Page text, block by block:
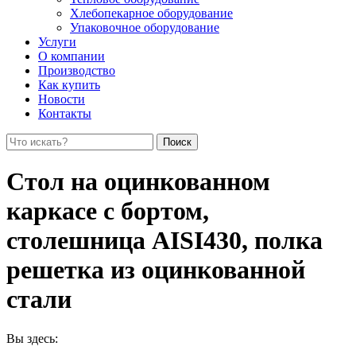
Хлебопекарное оборудование
Упаковочное оборудование
Услуги
О компании
Производство
Как купить
Новости
Контакты
Стол на оцинкованном
каркасе с бортом,
столешница AISI430, полка
решетка из оцинкованной
стали
Вы здесь: